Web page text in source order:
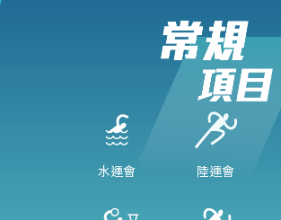
水運會 陸運會